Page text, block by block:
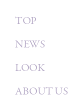
TOP
NEWS
LOOK
ABOUT US